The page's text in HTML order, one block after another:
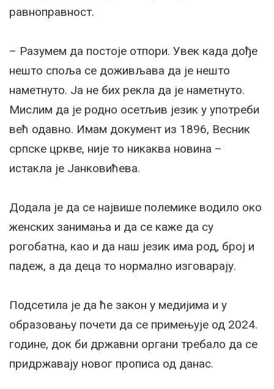
равноправност.
– Разумем да постоје отпори. Увек када дође
нешто споља се доживљава да је нешто
наметнуто. Ја не бих рекла да је наметнуто.
Мислим да је родно осетљив језик у употреби
већ одавно. Имам документ из 1896, Весник
српске цркве, није то никаква новина –
истакла је Јанковићева.
Додала је да се највише полемике водило око
женских занимања и да се каже да су
рогобатна, као и да наш језик има род, број и
падеж, а да деца то нормално изговарају.
Подсетила је да ће закон у медијима и у
образовању почети да се примењује од 2024.
године, док би државни органи требало да се
придржавају новог прописа од данас.